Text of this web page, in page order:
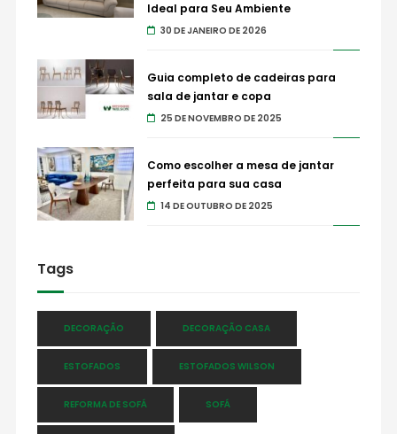
Ideal para Seu Ambiente
30 DE JANEIRO DE 2026
Guia completo de cadeiras para
sala de jantar e copa
25 DE NOVEMBRO DE 2025
Como escolher a mesa de jantar
perfeita para sua casa
14 DE OUTUBRO DE 2025
Tags
DECORAÇÃO DECORAÇÃO CASA
ESTOFADOS ESTOFADOS WILSON
REFORMA DE SOFÁ SOFÁ